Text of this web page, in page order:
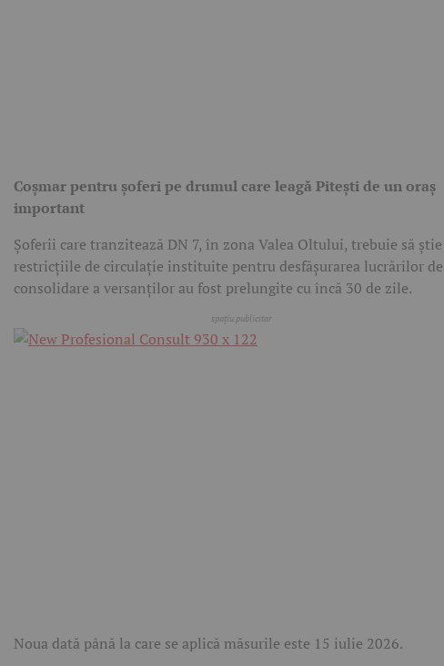
Coșmar pentru șoferi pe drumul care leagă Pitești de un oraș
important
Șoferii care tranzitează DN 7, în zona Valea Oltului, trebuie să știe
restricțiile de circulație instituite pentru desfășurarea lucrărilor de
consolidare a versanților au fost prelungite cu încă 30 de zile.
Noua dată până la care se aplică măsurile este 15 iulie 2026.